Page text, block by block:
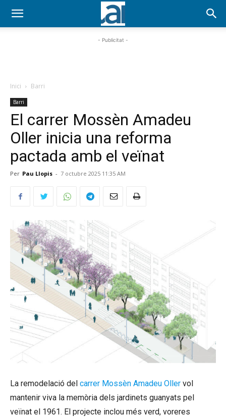
- Publicitat -
Inici Barri
Barri
El carrer Mossèn Amadeu
Oller inicia una reforma
pactada amb el veïnat
Per Pau Llopis - 7 octubre 2025 11:35 AM
La remodelació del carrer Mossèn Amadeu Oller vol
mantenir viva la memòria dels jardinets guanyats pel
veïnat el 1961. El projecte inclou més verd, voreres